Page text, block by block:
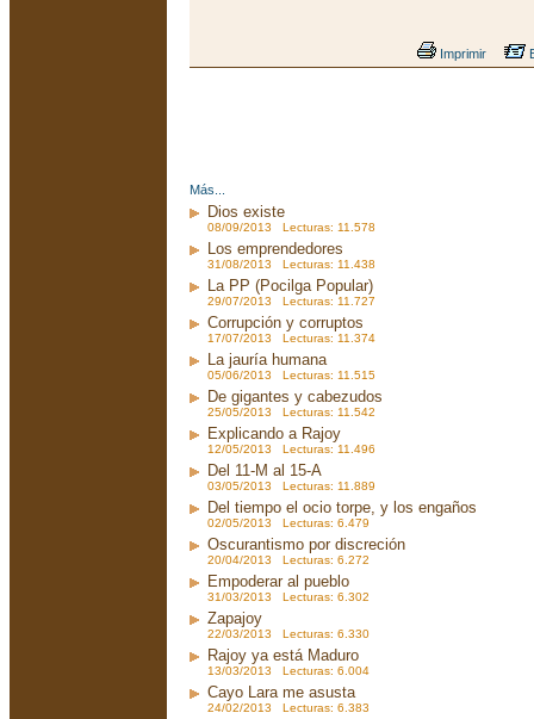
Imprimir
Más...
Dios existe
08/09/2013 Lecturas: 11.578
Los emprendedores
31/08/2013 Lecturas: 11.438
La PP (Pocilga Popular)
29/07/2013 Lecturas: 11.727
Corrupción y corruptos
17/07/2013 Lecturas: 11.374
La jauría humana
05/06/2013 Lecturas: 11.515
De gigantes y cabezudos
25/05/2013 Lecturas: 11.542
Explicando a Rajoy
12/05/2013 Lecturas: 11.496
Del 11-M al 15-A
03/05/2013 Lecturas: 11.889
Del tiempo el ocio torpe, y los engaños
02/05/2013 Lecturas: 6.479
Oscurantismo por discreción
20/04/2013 Lecturas: 6.272
Empoderar al pueblo
31/03/2013 Lecturas: 6.302
Zapajoy
22/03/2013 Lecturas: 6.330
Rajoy ya está Maduro
13/03/2013 Lecturas: 6.004
Cayo Lara me asusta
24/02/2013 Lecturas: 6.383